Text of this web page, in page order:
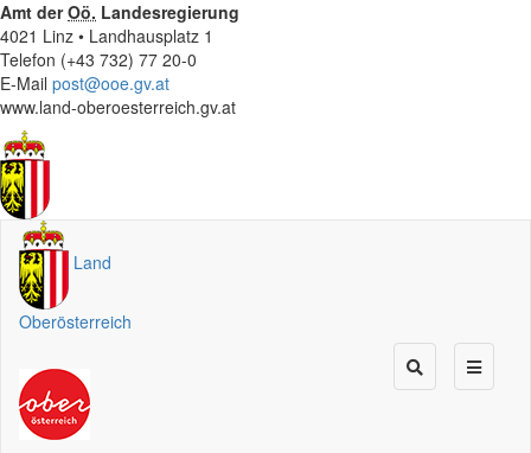
Amt derOö. Landesregierung
4021 Linz • Landhausplatz 1
Telefon (+43 732) 77 20-0
E-Mail post@ooe.gv.at
www.land-oberoesterreich.gv.at
Land
Oberösterreich